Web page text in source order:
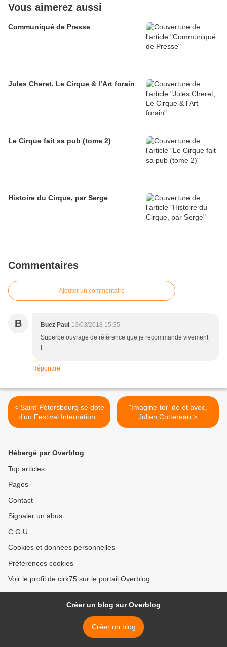
Vous aimerez aussi
Communiqué de Presse
Jules Cheret, Le Cirque & l’Art forain
Le Cirque fait sa pub (tome 2)
Histoire du Cirque, par Serge
Commentaires
Ajouter un commentaire
B Buez Paul 13/03/2018 15:35
Superbe ouvrage de référence que je recommande vivement
!
Répondre
< Saint-Pétersbourg se dote
d’un Festival International
de Cirque, et à Izhevsk se
"Imagine-toi" de et avec,
Julien Cottereau >
Hébergé par Overblog
Top articles
Pages
Contact
Signaler un abus
C.G.U.
Cookies et données personnelles
Préférences cookies
Voir le profil de cirk75 sur le portail Overblog
Créer un blog sur Overblog
Créer un blog